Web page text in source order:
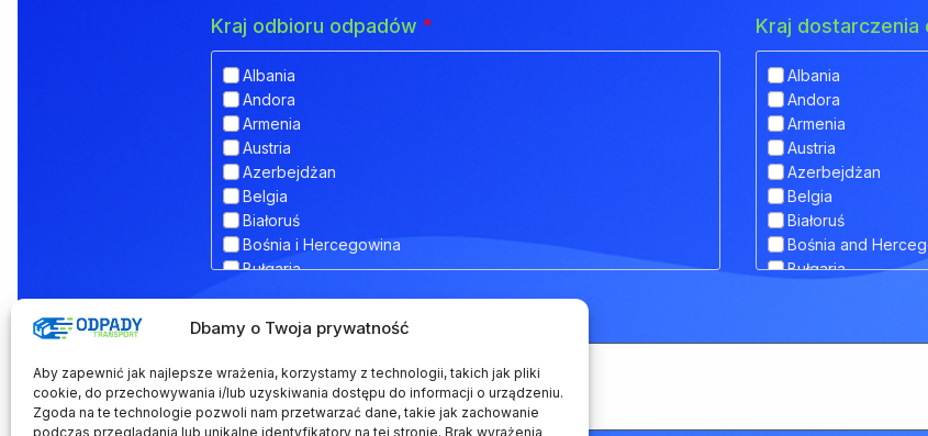
Dbamy o Twoja prywatność
Aby zapewnić jak najlepsze wrażenia, korzystamy z technologii, takich jak pliki
cookie, do przechowywania i/lub uzyskiwania dostępu do informacji o urządzeniu.
Zgoda na te technologie pozwoli nam przetwarzać dane, takie jak zachowanie
podczas przeglądania lub unikalne identyfikatory na tej stronie. Brak wyrażenia
NACZEPA HAKOWA Z PRZYCZEPĄ
NACZEPA IZOTERMA
NACZEPA KŁONICOWA
NACZEPA KONTENEROWA
NACZEPA MEGA (NISKOPODWOZIOWA)
NACZEPA NISKOPODWOZIOWA
NACZEPA NISKOPODWOZIOWA Z OBNIŻONYM POKŁADEM
NACZEPA ODKRYTA (FLATBED)
NACZEPA PLATFORMA
NACZEPA PLATFORMOWA BDF
NACZEPA PRZEZNACZONA DO TRANSPORTU ZWIERZĄT
NACZEPA TELEMEGA
NACZEPA TYPU INLOADER
NACZEPA TYPU JOLODA
Kraj odbioru odpadów *
Albania
Andora
Armenia
Austria
Azerbejdżan
Belgia
Białoruś
Bośnia i Hercegowina
Bułgaria
Czarnogóra
Czechy
Dania
Estonia
Kraj dostarczenia
Albania
Andora
Armenia
Austria
Azerbejdżan
Belgia
Białoruś
Bośnia and
Bułgaria
Czarnogóra
Dodatkowe informacje